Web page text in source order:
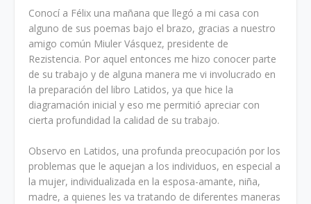
Conocí a Félix una mañana que llegó a mi casa con
alguno de sus poemas bajo el brazo, gracias a nuestro
amigo común Miuler Vásquez, presidente de
Rezistencia. Por aquel entonces me hizo conocer parte
de su trabajo y de alguna manera me vi involucrado en
la preparación del libro Latidos, ya que hice la
diagramación inicial y eso me permitió apreciar con
cierta profundidad la calidad de su trabajo.
Observo en Latidos, una profunda preocupación por los
problemas que le aquejan a los individuos, en especial a
la mujer, individualizada en la esposa-amante, niña,
madre, a quienes les va tratando de diferentes maneras